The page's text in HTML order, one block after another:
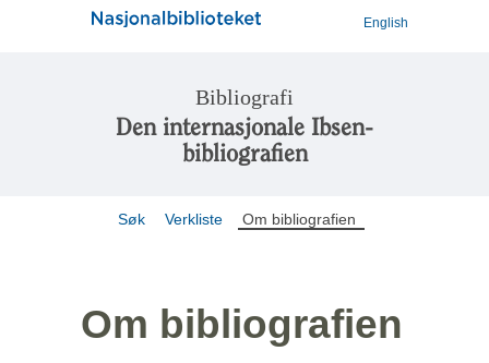
English
Bibliografi
Den internasjonale Ibsen-
bibliografien
Søk Verkliste Om bibliografien
Om bibliografien